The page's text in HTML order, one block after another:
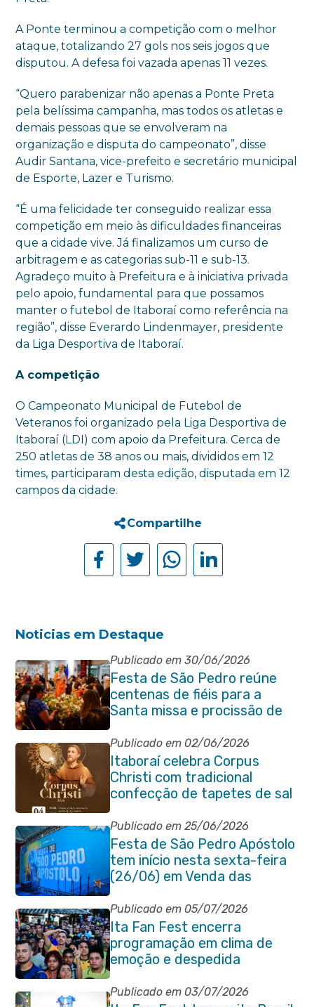
A Ponte terminou a competição com o melhor
ataque, totalizando 27 gols nos seis jogos que
disputou. A defesa foi vazada apenas 11 vezes.
“Quero parabenizar não apenas a Ponte Preta
pela belíssima campanha, mas todos os atletas e
demais pessoas que se envolveram na
organização e disputa do campeonato”, disse
Audir Santana, vice-prefeito e secretário municipal
de Esporte, Lazer e Turismo.
“É uma felicidade ter conseguido realizar essa
competição em meio às dificuldades financeiras
que a cidade vive. Já finalizamos um curso de
arbitragem e as categorias sub-11 e sub-13.
Agradeço muito à Prefeitura e à iniciativa privada
pelo apoio, fundamental para que possamos
manter o futebol de Itaboraí como referência na
região”, disse Everardo Lindenmayer, presidente
da Liga Desportiva de Itaboraí.
A competição
O Campeonato Municipal de Futebol de
Veteranos foi organizado pela Liga Desportiva de
Itaboraí (LDI) com apoio da Prefeitura. Cerca de
250 atletas de 38 anos ou mais, divididos em 12
times, participaram desta edição, disputada em 12
campos da cidade.
Compartilhe
Noticias em Destaque
Publicado em 30/06/2026
Festa de São Pedro reúne
centenas de fiéis para a
Santa missa e procissão de
encerramento e shows
Publicado em 02/06/2026
Itaboraí celebra Corpus
Christi com tradicional
confecção de tapetes de sal
e programação religiosa na
Avenida 22 de Maio
Publicado em 25/06/2026
Festa de São Pedro Apóstolo
tem início nesta sexta-feira
(26/06) em Venda das
Pedras
Publicado em 05/07/2026
Ita Fan Fest encerra
programação em clima de
emoção e despedida
Publicado em 03/07/2026